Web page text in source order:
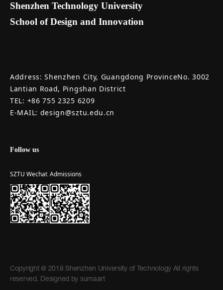
Shenzhen Technology University
School of Design and Innovation
Address: Shenzhen City, Guangdong ProvinceNo. 3002
Lantian Road, Pingshan District
TEL: +86 755 2325 6209
E-MAIL: design@sztu.edu.cn
Follow us
SZTU Wechat Admissions
Copyright @ 2018 Shenzhen University of Technology All rights
reserved. Designed by sumaart